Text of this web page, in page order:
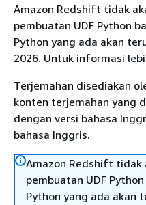
Amazon Redshift tidak
pembuatan UDF Python
Python yang ada akan
2026. Untuk informasi
Terjemahan disediakan
konten terjemahan yang
dengan versi bahasa
bahasa Inggris.
Amazon Redshift tidak
pembuatan UDF
Python yang ada akan